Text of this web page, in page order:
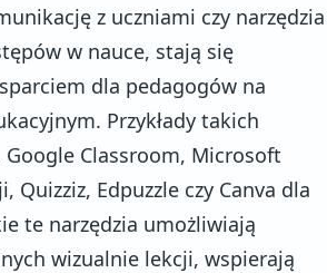
z uczniami czy narzędzia
w nauce, stają się
dla pedagogów na
Przykłady takich
Classroom, Microsoft
Quizziz, Edpuzzle czy Canva dla
te narzędzia umożliwiają
wizualnie lekcji, wspierają